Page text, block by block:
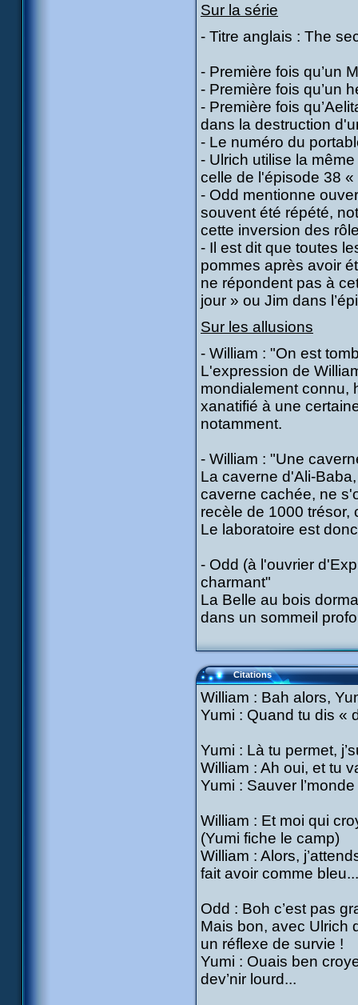
Sur la série
- Titre anglais : The
- Première fois qu’un
- Première fois qu’un
- Première fois
dans la destruction
- Le numéro du
- Ulrich utilise la
celle de l'épisode 38
- Odd mentionne
souvent été répété,
cette inversion des
- Il est dit que toutes
pommes après avoir
ne répondent pas à
jour » ou Jim dans
Sur les allusions
- William : "On est
L'expression de
mondialement connu,
xanatifié à une
notamment.
- William : "Une
La caverne d'Ali-
caverne cachée, ne
recèle de 1000 trésor,
Le laboratoire est
- Odd (à l'ouvrier
charmant"
La Belle au bois
dans un sommeil
Citations
William : Bah alors,
Yumi : Quand tu dis «
Yumi : Là tu permet,
William : Ah oui, et tu
Yumi : Sauver
William : Et moi qui
(Yumi fiche le camp)
William : Alors,
fait avoir comme bleu...
Odd : Boh c’est pas
Mais bon, avec Ulrich
un réflexe de survie !
Yumi : Ouais ben
dev’nir lourd...